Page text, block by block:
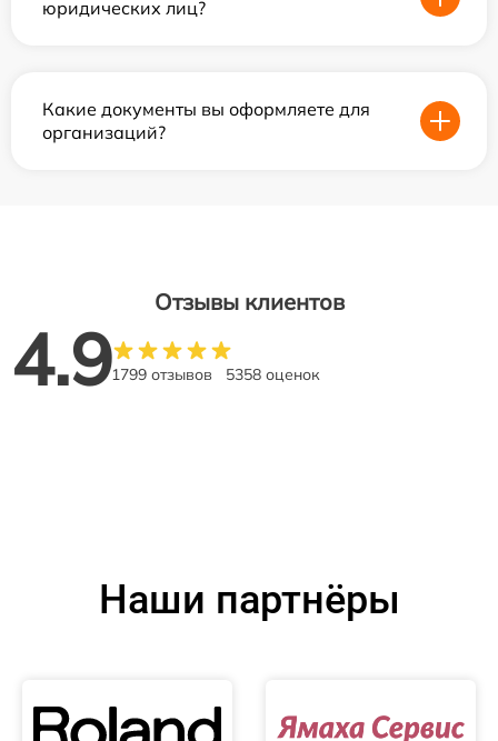
юридических лиц?
Какие документы вы оформляете для
организаций?
Отзывы клиентов
4.91799 отзывов 5358 оценок
Наши партнёры